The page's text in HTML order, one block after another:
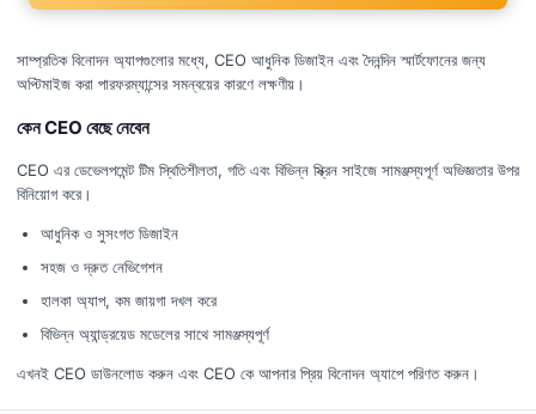
সাম্প্রতিক বিনোদন অ্যাপগুলোর মধ্যে, CEO আধুনিক ডিজাইন এবং দৈনন্দিন স্মার্টফোনের জন্য
অপ্টিমাইজ করা পারফরম্যান্সের সমন্বয়ের কারণে লক্ষণীয়।
কেন CEO বেছে নেবেন
CEO এর ডেভেলপমেন্ট টিম স্থিতিশীলতা, গতি এবং বিভিন্ন স্ক্রিন সাইজে সামঞ্জস্যপূর্ণ অভিজ্ঞতার উপর
বিনিয়োগ করে।
আধুনিক ও সুসংগত ডিজাইন
সহজ ও দ্রুত নেভিগেশন
হালকা অ্যাপ, কম জায়গা দখল করে
বিভিন্ন অ্যান্ড্রয়েড মডেলের সাথে সামঞ্জস্যপূর্ণ
এখনই CEO ডাউনলোড করুন এবং CEO কে আপনার প্রিয় বিনোদন অ্যাপে পরিণত করুন।